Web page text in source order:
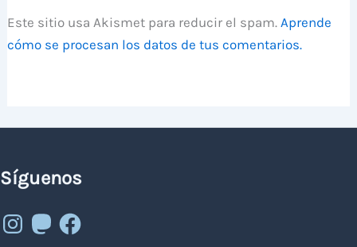
Este sitio usa Akismet para reducir el spam.Aprende
cómo se procesan los datos de tus comentarios.
Síguenos
Instagram
MastodonFacebook